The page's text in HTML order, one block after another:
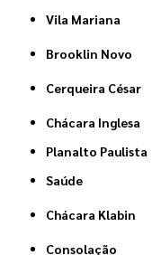
Vila Mariana
Brooklin Novo
Cerqueira César
Chácara Inglesa
Planalto Paulista
Saúde
Chácara Klabin
Consolação